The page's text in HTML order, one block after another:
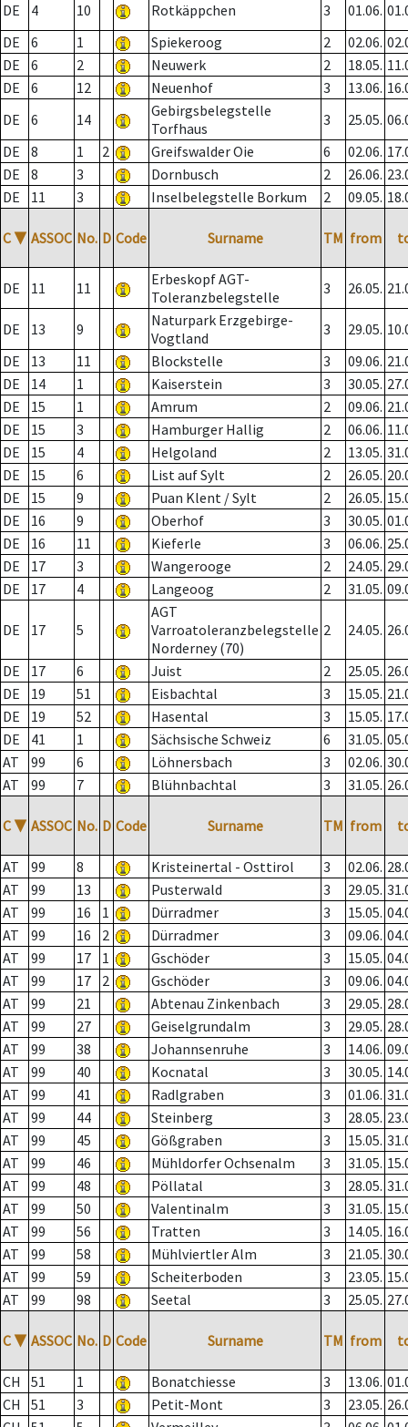
DE
4 10 Rotkäppchen 3 01.06.
DE
6 1 Spiekeroog 2 02.06.
DE
6 2 Neuwerk 2 18.05.
DE
6 12 Neuenhof 3 13.06.
DE
6 14
Gebirgsbelegstelle
Torfhaus
3 25.05.
DE
8 1 2 Greifswalder Oie 6 02.06.
DE
8 3 Dornbusch 2 26.06.
DE
11 3 Inselbelegstelle Borkum 2 09.05.
C ▼ ASSOC No. D Code Surname TM from
DE 11 11
Erbeskopf AGT-
Toleranzbelegstelle
3 26.05.
DE 13 9
Naturpark Erzgebirge-
Vogtland
3 29.05.
DE
13 11 Blockstelle 3 09.06.
DE
14 1 Kaiserstein 3 30.05.
DE
15 1 Amrum 2 09.06.
DE
15 3 Hamburger Hallig 2 06.06.
DE
15 4 Helgoland 2 13.05.
DE
15 6 List auf Sylt 2 26.05.
DE
15 9 Puan Klent / Sylt 2 26.05.
DE
16 9 Oberhof 3 30.05.
DE
16 11 Kieferle 3 06.06.
DE
17 3 Wangerooge 2 24.05.
DE
17 4 Langeoog 2 31.05.
DE 17 5
AGT
Varroatoleranzbelegstelle
Norderney (70)
2 24.05.
DE 17 6 Juist 2 25.05.
DE
19 51 Eisbachtal 3 15.05.
DE
19 52 Hasental 3 15.05.
DE
41 1 Sächsische Schweiz 6 31.05.
AT
99 6 Löhnersbach 3 02.06.
AT
99 7 Blühnbachtal 3 31.05.
C ▼ ASSOC No. D Code Surname TM from
AT 99 8 Kristeinertal - Osttirol 3 02.06.
AT
99 13 Pusterwald 3 29.05.
AT
99 16 1 Dürradmer 3 15.05.
AT
99 16 2 Dürradmer 3 09.06.
AT
99 17 1 Gschöder 3 15.05.
AT
99 17 2 Gschöder 3 09.06.
AT
99 21 Abtenau Zinkenbach 3 29.05.
AT
99 27 Geiselgrundalm 3 29.05.
AT
99 38 Johannsenruhe 3 14.06.
AT
99 40 Kocnatal 3 30.05.
AT
99 41 Radlgraben 3 01.06.
AT
99 44 Steinberg 3 28.05.
AT
99 45 Gößgraben 3 15.05.
AT
99 46 Mühldorfer Ochsenalm 3 31.05.
AT
99 48 Pöllatal 3 28.05.
AT
99 50 Valentinalm 3 31.05.
AT
99 56 Tratten 3 14.05.
AT
99 58 Mühlviertler Alm 3 21.05.
AT
99 59 Scheiterboden 3 23.05.
AT
99 98 Seetal 3 25.05.
C ▼ ASSOC No. D Code Surname TM from
CH 51 1 Bonatchiesse 3 13.06.
CH
51 3 Petit-Mont 3 23.05.